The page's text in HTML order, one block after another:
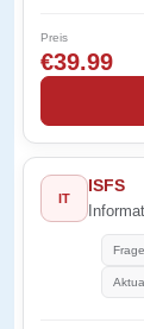
Preis
€39.99
IT
ISFS